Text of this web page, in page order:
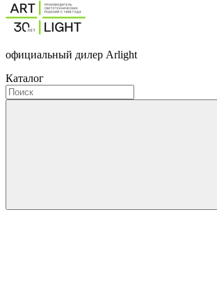
официальный дилер Arlight
Каталог